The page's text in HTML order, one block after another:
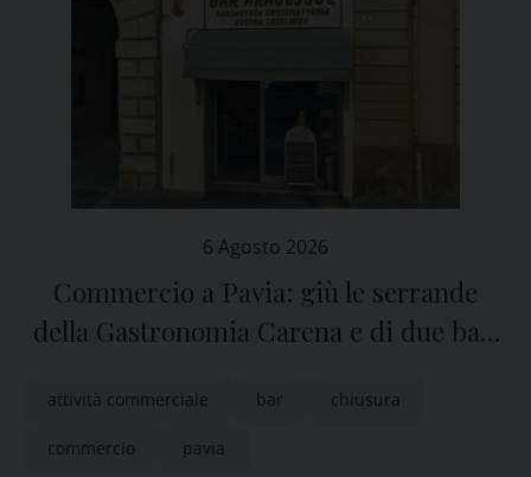
6 Agosto 2026
Commercio a Pavia: giù le serrande
della Gastronomia Carena e di due bar,
attività commerciale bar chiusura
commercio pavia